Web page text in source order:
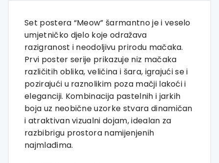
Set postera “Meow” šarmantno je i veselo
umjetničko djelo koje odražava
razigranost i neodoljivu prirodu mačaka.
Prvi poster serije prikazuje niz mačaka
različitih oblika, veličina i šara, igrajući se i
pozirajući u raznolikim poza mačji lakoći i
eleganciji. Kombinacija pastelnih i jarkih
boja uz neobične uzorke stvara dinamičan
i atraktivan vizualni dojam, idealan za
razbibrigu prostora namijenjenih
najmlađima.